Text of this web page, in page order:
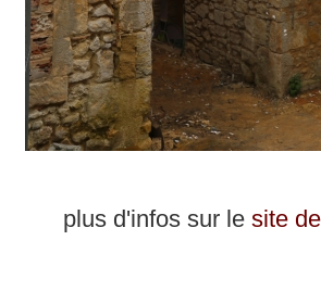
plus d'infos sur le site